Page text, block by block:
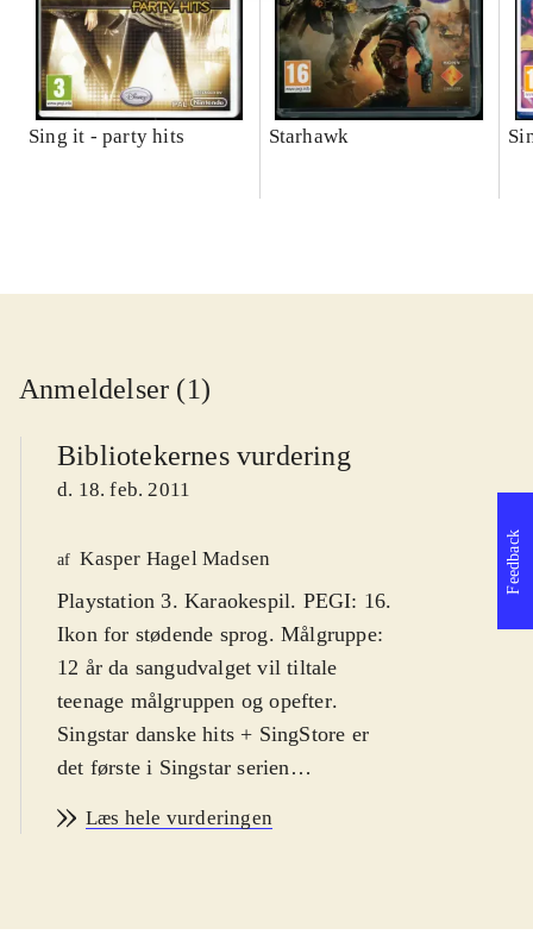
Sing it - party hits Starhawk
Anmeldelser (1)
Bibliotekernes vurdering
d. 18. feb. 2011
af Kasper Hagel Madsen
Playstation 3. Karaokespil. PEGI: 16.
Ikon for stødende sprog. Målgruppe:
12 år da sangudvalget vil tiltale
teenage målgruppen og opefter.
Singstar danske hits + SingStore er
det første i Singstar serien
med på primært ny-klassikere af
hits af fx Cut n' Move og Poul Krebs
Læs hele vurderingen
Feedback